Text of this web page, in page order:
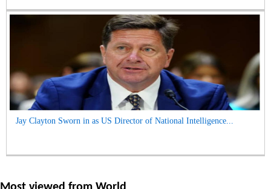
Jay Clayton Sworn in as US Director of National Intelligence...